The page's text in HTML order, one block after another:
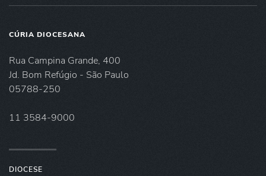
CÚRIA DIOCESANA
Rua Campina Grande, 400
Jd. Bom Refúgio - São Paulo
05788-250
11 3584-9000
DIOCESE